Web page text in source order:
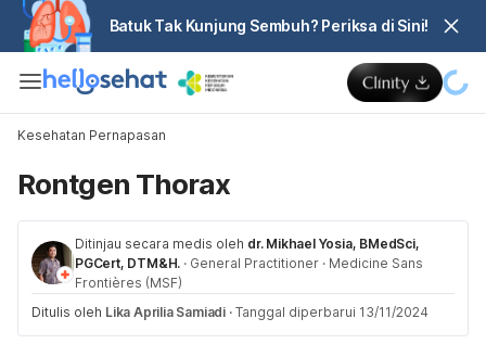
Batuk Tak Kunjung Sembuh? Periksa di Sini!
Kesehatan Pernapasan
Rontgen Thorax
Ditinjau secara medis oleh dr. Mikhael Yosia, BMedSci,
PGCert, DTM&H. · General Practitioner · Medicine Sans
Frontières (MSF)
Ditulis oleh Lika Aprilia Samiadi · Tanggal diperbarui 13/11/2024